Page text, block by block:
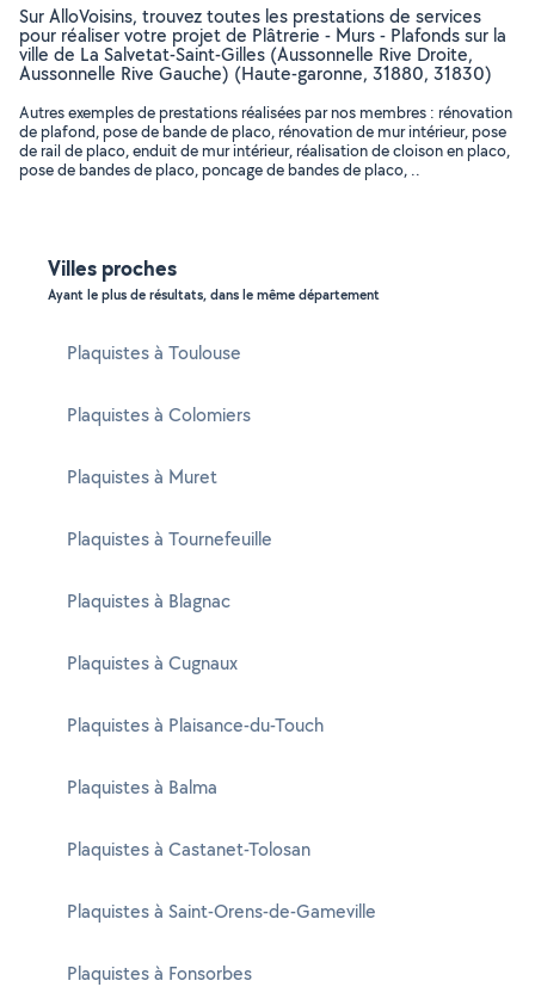
Sur AlloVoisins, trouvez toutes les prestations de services
pour réaliser votre projet de Plâtrerie - Murs - Plafonds sur la
ville de La Salvetat-Saint-Gilles (Aussonnelle Rive Droite,
Aussonnelle Rive Gauche) (Haute-garonne, 31880, 31830)
Autres exemples de prestations réalisées par nos membres : rénovation
de plafond, pose de bande de placo, rénovation de mur intérieur, pose
de rail de placo, enduit de mur intérieur, réalisation de cloison en placo,
pose de bandes de placo, poncage de bandes de placo, ..
Villes proches
Ayant le plus de résultats, dans le même département
Plaquistes à Toulouse
Plaquistes à Colomiers
Plaquistes à Muret
Plaquistes à Tournefeuille
Plaquistes à Blagnac
Plaquistes à Cugnaux
Plaquistes à Plaisance-du-Touch
Plaquistes à Balma
Plaquistes à Castanet-Tolosan
Plaquistes à Saint-Orens-de-Gameville
Plaquistes à Fonsorbes